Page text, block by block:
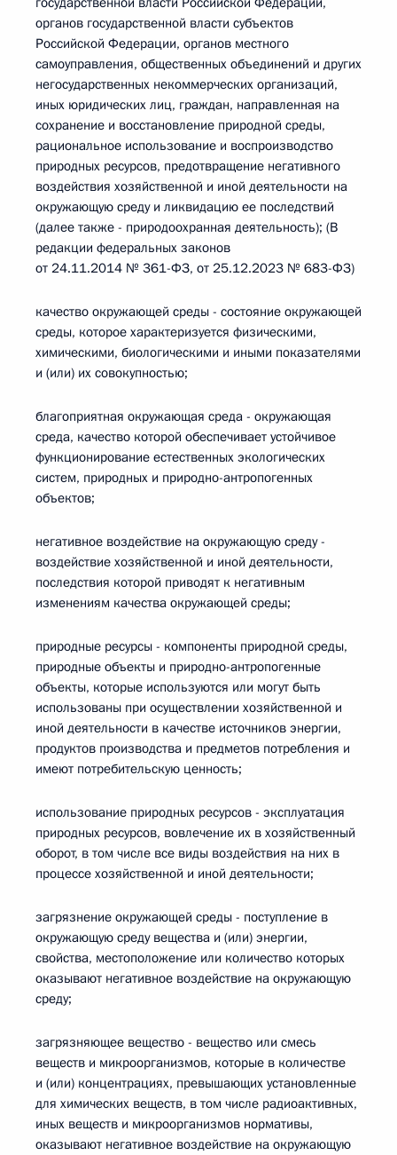
органов государственной власти субъектов
Российской Федерации, органов местного
самоуправления, общественных объединений и других
негосударственных некоммерческих организаций,
иных юридических лиц, граждан, направленная на
сохранение и восстановление природной среды,
рациональное использование и воспроизводство
природных ресурсов, предотвращение негативного
воздействия хозяйственной и иной деятельности на
окружающую среду и ликвидацию ее последствий
(далее также - природоохранная деятельность); (В
редакции федеральных законов
от 24.11.2014 № 361-ФЗ, от 25.12.2023 № 683-ФЗ)
качество окружающей среды - состояние окружающей
среды, которое характеризуется физическими,
химическими, биологическими и иными показателями
и (или) их совокупностью;
благоприятная окружающая среда - окружающая
среда, качество которой обеспечивает устойчивое
функционирование естественных экологических
систем, природных и природно-антропогенных
объектов;
негативное воздействие на окружающую среду -
воздействие хозяйственной и иной деятельности,
последствия которой приводят к негативным
изменениям качества окружающей среды;
природные ресурсы - компоненты природной среды,
природные объекты и природно-антропогенные
объекты, которые используются или могут быть
использованы при осуществлении хозяйственной и
иной деятельности в качестве источников энергии,
продуктов производства и предметов потребления и
имеют потребительскую ценность;
использование природных ресурсов - эксплуатация
природных ресурсов, вовлечение их в хозяйственный
оборот, в том числе все виды воздействия на них в
процессе хозяйственной и иной деятельности;
загрязнение окружающей среды - поступление в
окружающую среду вещества и (или) энергии,
свойства, местоположение или количество которых
оказывают негативное воздействие на окружающую
среду;
загрязняющее вещество - вещество или смесь
веществ и микроорганизмов, которые в количестве
и (или) концентрациях, превышающих установленные
для химических веществ, в том числе радиоактивных,
иных веществ и микроорганизмов нормативы,
оказывают негативное воздействие на окружающую